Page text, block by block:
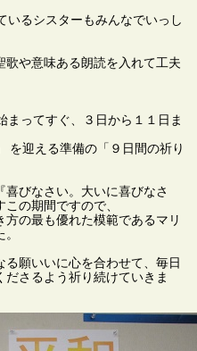
いるシスターもみんなでいっし
歌や意味ある朗読を入れて工夫
まってすぐ、３日から１１日ま
を迎える準備の「９日間の祈り
びなさい。大いに喜びなさ
の期間ですので、
の最も優れた模範であるマリ
願いいに心を合わせて、毎日
さるよう祈り続けていきま